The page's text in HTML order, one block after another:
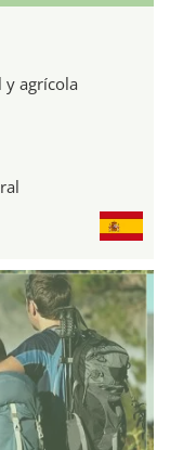
y agrícola